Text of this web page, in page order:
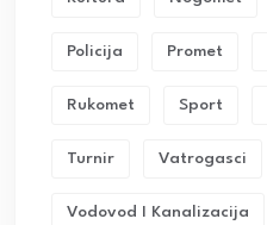
Policija Promet
Rukomet Sport
Turnir Vatrogasci
Vodovod I Kanalizacija